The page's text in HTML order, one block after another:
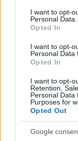
consent section.
I want to opt-
Personal Data.
Opted In
I want to opt-
Personal Data
Opted In
I want to opt-
Retention,
Personal Data
Purposes for
Opted Out
Google
έχουν δηλώσει
προθεσμία 3
διεξαγωγής της
τον λογαριασμό
πιστωθεί το
πίστωση του
έπαθλο θα
λογαριασμού
Σε περίπτωση